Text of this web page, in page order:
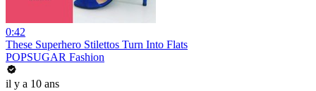
0:42
These Superhero Stilettos Turn Into Flats
POPSUGAR Fashion
il y a 10 ans